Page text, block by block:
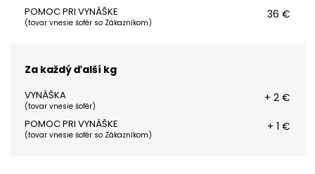
POMOC PRI VYNÁŠKE
(tovar vnesie šofér so Zákazníkom)
36 €
Za každý ďalší kg
VYNÁŠKA
(tovar vnesie šofér)
+ 2 €
POMOC PRI VYNÁŠKE
(tovar vnesie šofér so Zákazníkom)
+ 1 €